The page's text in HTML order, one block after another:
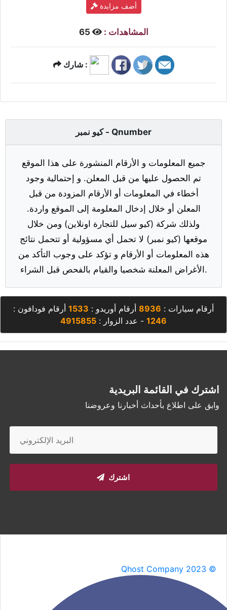
أضف مزايدة
المشاهدات :
شارك :
كيو نمبر - Qnumber
جميع المعلومات و الأرقام المنشورة على هذا الموقع
تم الحصول عليها من قبل المعلن. و إحتمالية وجود
أخطاء في المعلومات أو الأرقام المزودة من قبل
المعلن أو خلال إدخال المعلومة إلى الموقع واردة.
ولذلك شركة (كيو سيل للتجارة اونلاين) ومن خلال
موقعها (كيو نمبر) لا تحمل أي مسؤولية أو تتحمل نتائج
هذه المعلومات أو الأرقام و تؤكد على وجوب التأكد من
الأغراض المعلنة شخصيا والقيام بالفحص قبل الشراء.
أرقام سيارات : 8936 أرقام أوريدو : 1533 أرقام فودافون :
1246 - عدد الزوار : 4915855
اشترك في القائمة البريدية
وابق على اطلاع بأحداث أخبارنا وعروضنا
اشترك
Qhost Company 2023 ©